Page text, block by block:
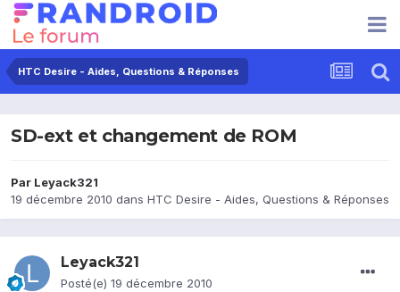
HTC Desire - Aides, Questions & Réponses
SD-ext et changement de ROM
Par Leyack321
19 décembre 2010 dans HTC Desire - Aides, Questions & Réponses
Leyack321
Posté(e) 19 décembre 2010